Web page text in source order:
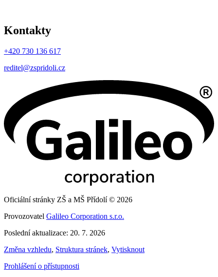
Kontakty
+420 730 136 617
reditel@zspridoli.cz
Oficiální stránky ZŠ a MŠ Přídolí © 2026
Provozovatel Galileo Corporation s.r.o.
Poslední aktualizace: 20. 7. 2026
Změna vzhledu, Struktura stránek, Vytisknout
Prohlášení o přístupnosti